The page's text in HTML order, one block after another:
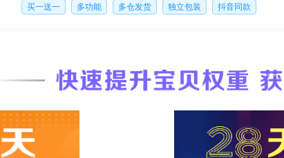
买一送一 多功能 多仓发货 独立包装 抖音同款